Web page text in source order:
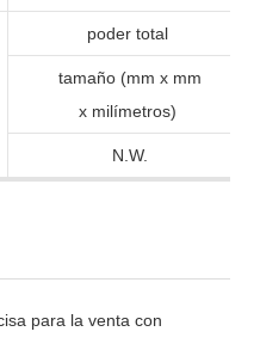
poder total
tamaño (mm x mm
x milímetros)
N.W.